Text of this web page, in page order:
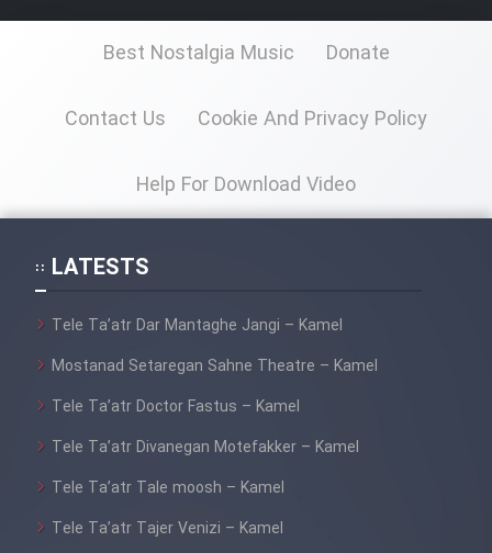
Best Nostalgia Music Donate
Contact Us Cookie And Privacy Policy
Help For Download Video
LATESTS
Tele Ta’atr Dar Mantaghe Jangi – Kamel
Mostanad Setaregan Sahne Theatre – Kamel
Tele Ta’atr Doctor Fastus – Kamel
Tele Ta’atr Divanegan Motefakker – Kamel
Tele Ta’atr Tale moosh – Kamel
Tele Ta’atr Tajer Venizi – Kamel